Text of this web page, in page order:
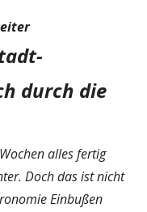
durch die
alles fertig
Doch das ist nicht
Einbußen